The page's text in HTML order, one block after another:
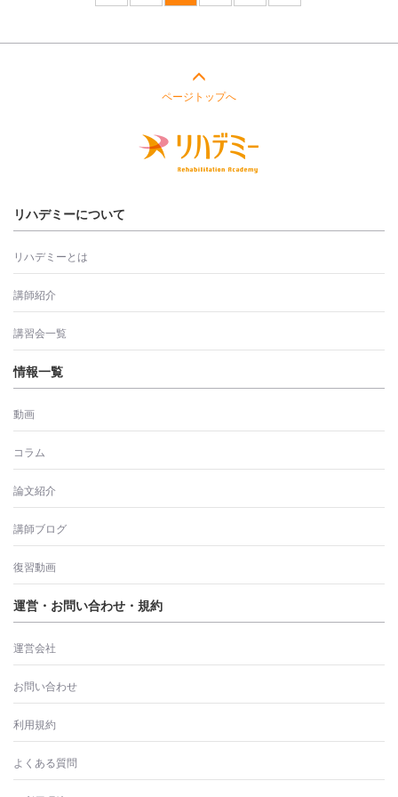
ページトップへ
リハデミーについて
リハデミーとは
講師紹介
講習会一覧
情報一覧
動画
コラム
論文紹介
講師ブログ
復習動画
運営・お問い合わせ・規約
運営会社
お問い合わせ
利用規約
よくある質問